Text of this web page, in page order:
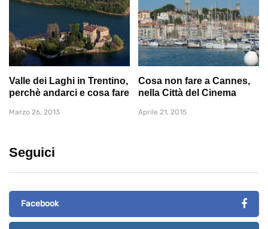
Valle dei Laghi in Trentino,
perchè andarci e cosa fare
Marzo 26, 2013
Cosa non fare a Cannes,
nella Città del Cinema
Aprile 21, 2015
Seguici
Facebook